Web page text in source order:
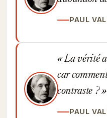
PAUL
La vérité a
car
contraste ?
PAUL